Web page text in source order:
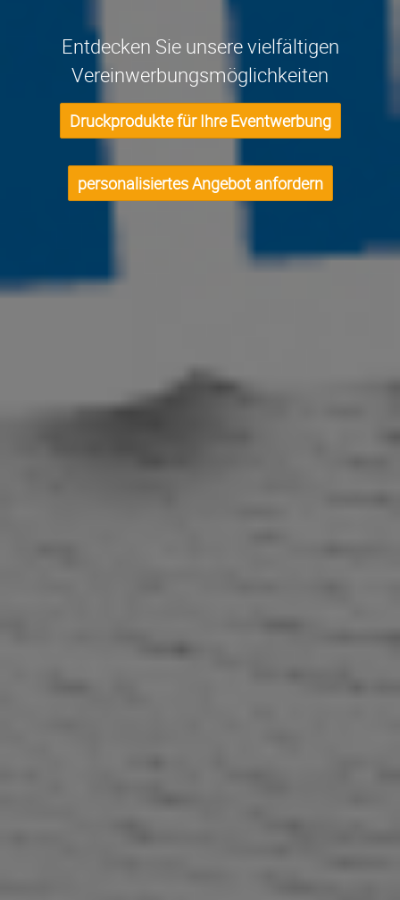
Entdecken Sie unsere vielfältigen
Vereinwerbungsmöglichkeiten
Druckprodukte für Ihre Eventwerbung
personalisiertes Angebot anfordern